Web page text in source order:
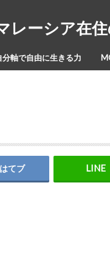
レーシア在
分軸で自由に生きる力
はてブ